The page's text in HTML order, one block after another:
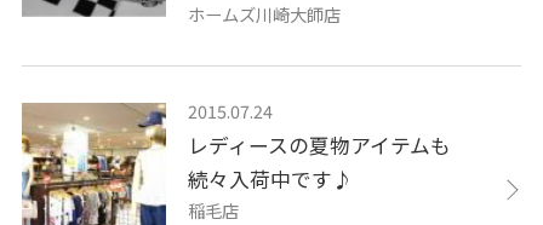
ホームズ川崎大師店
2015.07.24
レディースの夏物アイテムも
続々入荷中です♪
稲毛店